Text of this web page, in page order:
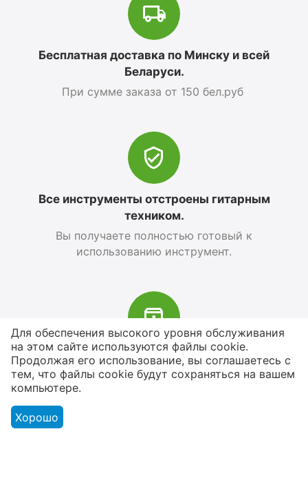
Бесплатная доставка по Минску и всей
Беларуси.
При сумме заказа от 150 бел.руб
Все инструменты отстроены гитарным
техником.
Вы получаете полностью готовый к
использованию инструмент.
В наличии более 4000 наименований
товаров
От расходников до сценического
Для обеспечения высокого уровня обслуживания
на этом сайте используются файлы cookie.
Продолжая его использование, вы соглашаетесь с
тем, что файлы cookie будут сохраняться на вашем
компьютере.
Хорошо